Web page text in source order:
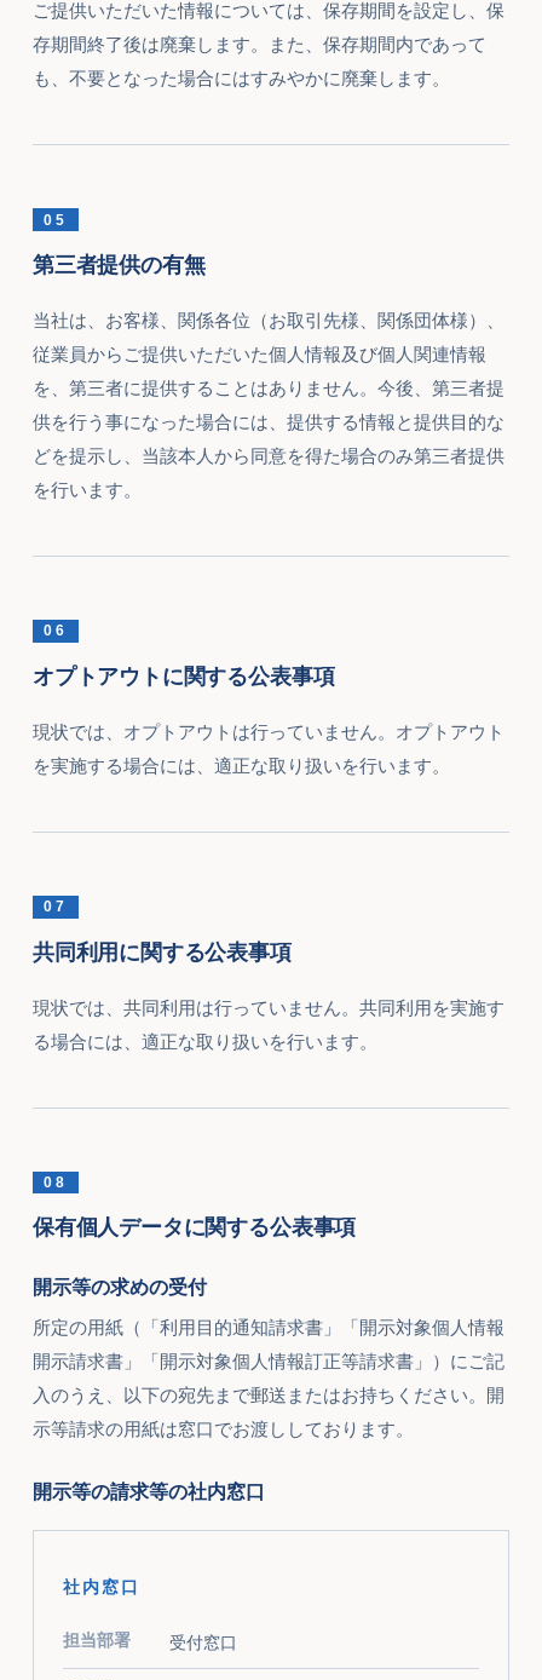
ご提供いただいた情報については、保存期間を設定し、保
存期間終了後は廃棄します。また、保存期間内であって
も、不要となった場合にはすみやかに廃棄します。
05
第三者提供の有無
当社は、お客様、関係各位（お取引先様、関係団体様）、
従業員からご提供いただいた個人情報及び個人関連情報
を、第三者に提供することはありません。今後、第三者提
供を行う事になった場合には、提供する情報と提供目的な
どを提示し、当該本人から同意を得た場合のみ第三者提供
を行います。
06
オプトアウトに関する公表事項
現状では、オプトアウトは行っていません。オプトアウト
を実施する場合には、適正な取り扱いを行います。
07
共同利用に関する公表事項
現状では、共同利用は行っていません。共同利用を実施す
る場合には、適正な取り扱いを行います。
08
保有個人データに関する公表事項
開示等の求めの受付
所定の用紙（「利用目的通知請求書」「開示対象個人情報
開示請求書」「開示対象個人情報訂正等請求書」）にご記
入のうえ、以下の宛先まで郵送またはお持ちください。開
示等請求の用紙は窓口でお渡ししております。
開示等の請求等の社内窓口
社内窓口
担当部署 受付窓口